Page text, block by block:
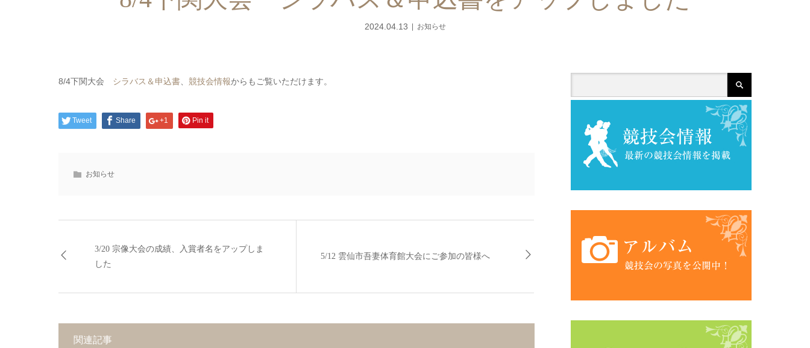
2024.04.13 お知らせ
8/4下関大会 シラバス＆申込書 競技会情報からもご覧いただけます。
Tweet Share +1 Pin it
お知らせ
3/20 宗像大会の成績、入賞者名をアップしま
した
5/12 雲仙市吾妻体育館大会にご参加の皆様へ
関連記事